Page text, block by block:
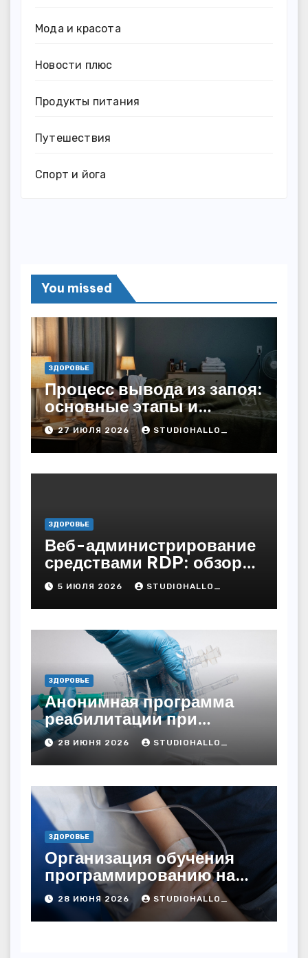
Мода и красота
Новости плюс
Продукты питания
Путешествия
Спорт и йога
You missed
ЗДОРОВЬЕ
Процесс вывода из запоя:
основные этапы и
методы
27 ИЮЛЯ 2026 STUDIOHALLO_
ЗДОРОВЬЕ
Веб-администрирование
средствами RDP: обзор
технических решений
5 ИЮЛЯ 2026 STUDIOHALLO_
ЗДОРОВЬЕ
Анонимная программа
реабилитации при
алкогольной зависимости
с персональным
подходом и
лицензированными
врачами
28 ИЮНЯ 2026 STUDIOHALLO_
ЗДОРОВЬЕ
Организация обучения
программированию на
дому
28 ИЮНЯ 2026 STUDIOHALLO_